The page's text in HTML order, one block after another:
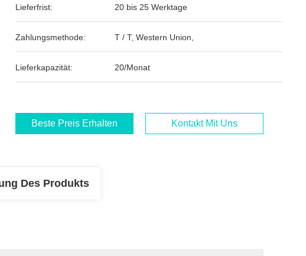
Lieferfrist: 20 bis 25 Werktage
Zahlungsmethode: T / T, Western Union,
Lieferkapazität: 20/Monat
Beste Preis Erhalten Kontakt Mit Uns
Des Produkts